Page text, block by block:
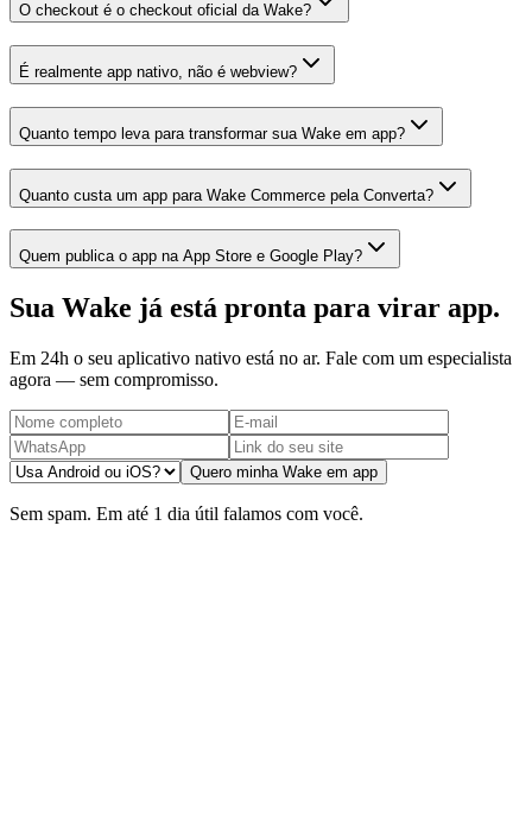
O checkout é o checkout oficial da Wake?
É realmente app nativo, não é webview?
Quanto tempo leva para transformar sua Wake em app?
Quanto custa um app para Wake Commerce pela Converta?
Quem publica o app na App Store e Google Play?
Sua Wake já está pronta para virar app.
Em 24h o seu aplicativo nativo está no ar. Fale com um especialista
agora — sem compromisso.
Quero minha Wake em app
Sem spam. Em até 1 dia útil falamos com você.